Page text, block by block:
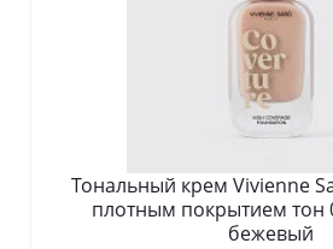
Тональный крем Vivienne
плотным покрытием
бежевый